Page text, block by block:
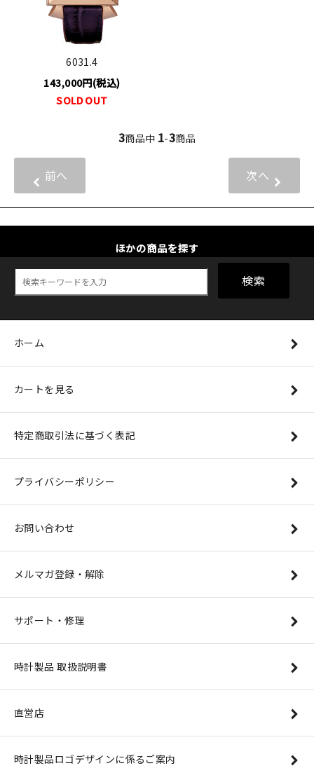
6031.4
143,000円(税込)
SOLD OUT
3商品中 1-3商品
前へ 次へ
ほかの商品を探す
検索
ホーム
カートを見る
特定商取引法に基づく表記
プライバシーポリシー
お問い合わせ
メルマガ登録・解除
サポート・修理
時計製品 取扱説明書
直営店
時計製品ロゴデザインに係るご案内